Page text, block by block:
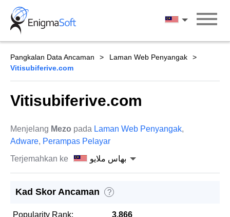
Skip
content
بهاس ملايو
Pangkalan Data Ancaman
Laman Web Penyangak
Vitisubiferive.com
Vitisubiferive.com
Menjelang Mezo pada Laman Web Penyangak,
Adware, Perampas Pelayar
Terjemahkan ke
بهاس ملايو
Kad Skor Ancaman ?
Popularity Rank:
3,866